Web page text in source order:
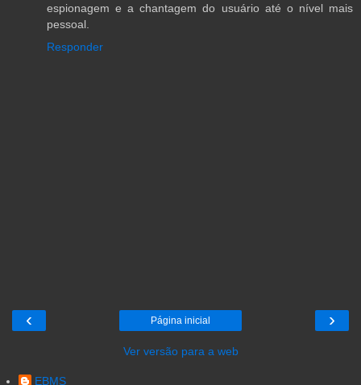
espionagem e a chantagem do usuário até o nível mais
pessoal.
Responder
‹ ›
Página inicial
Ver versão para a web
EBMS